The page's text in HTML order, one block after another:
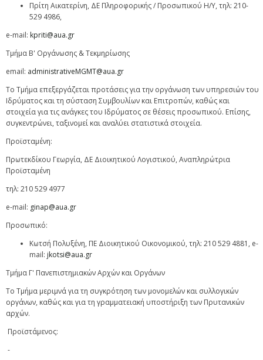
Πρίτη Αικατερίνη, ΔΕ Πληροφορικής / Προσωπικού Η/Υ, τηλ: 210-
529 4986,
e-mail: kpriti@aua.gr
Tμήμα B' Oργάνωσης & Tεκμηρίωσης
email: administrativeMGMT@aua.gr
Το Τμήμα επεξεργάζεται προτάσεις για την οργάνωση των υπηρεσιών του
Ιδρύματος και τη σύσταση Συμβουλίων και Επιτροπών, καθώς και
στοιχεία για τις ανάγκες του Ιδρύματος σε θέσεις προσωπικού. Επίσης,
συγκεντρώνει, ταξινομεί και αναλύει στατιστικά στοιχεία.
Προϊσταμένη:
Πρωτεκδίκου Γεωργία, ΔΕ Διοικητικού Λογιστικού, Αναπληρώτρια
Προϊσταμένη
τηλ: 210 529 4977
e-mail: ginap@aua.gr
Προσωπικό:
Κωτσή Πολυξένη, ΠΕ Διοικητικού Οικονομικού, τηλ: 210 529 4881, e-
mail: jkotsi@aua.gr
Τμήμα Γ' Πανεπιστημιακών Aρχών και Οργάνων
Το Τμήμα μεριμνά για τη συγκρότηση των μονομελών και συλλογικών
οργάνων, καθώς και για τη γραμματειακή υποστήριξη των Πρυτανικών
αρχών.
Προϊστάμενος:
-